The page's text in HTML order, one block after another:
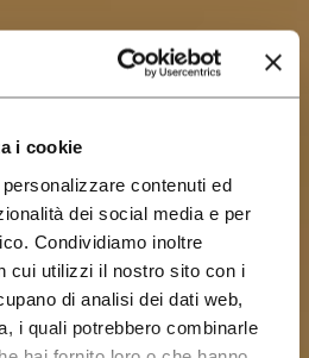
i cookie
contenuti ed
dei social media e per
Condividiamo inoltre
cui utilizzi il nostro sito con i
di analisi dei dati web,
i quali potrebbero combinarle
CERCA